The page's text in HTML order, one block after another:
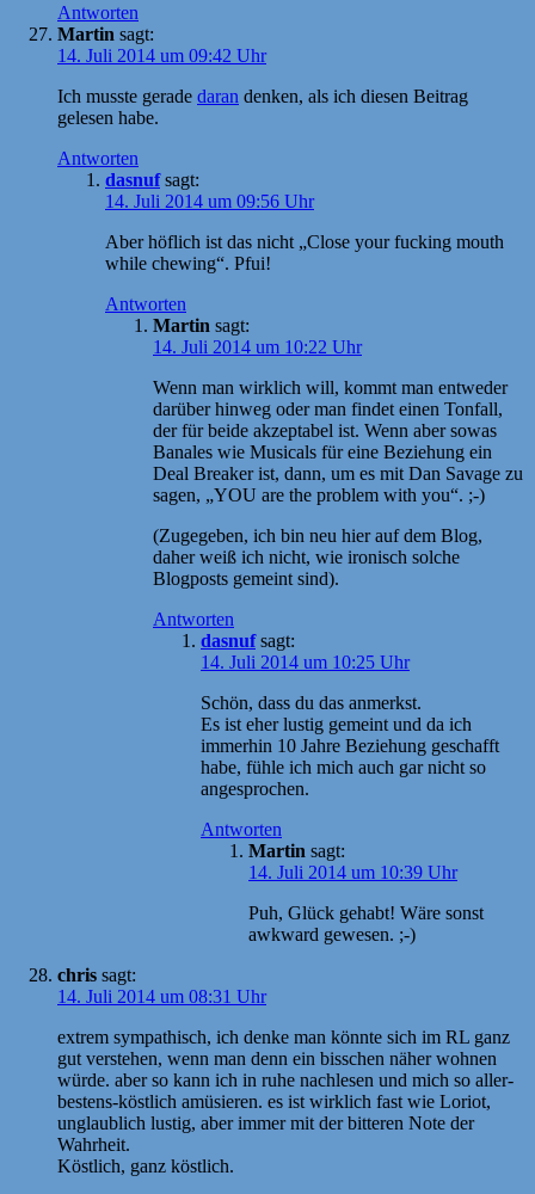
Antworten
Martin sagt:
14. Juli 2014 um 09:42 Uhr
Ich musste gerade daran denken, als ich diesen Beitrag
gelesen habe.
Antworten
dasnuf sagt:
14. Juli 2014 um 09:56 Uhr
Aber höflich ist das nicht „Close your fucking mouth
while chewing“. Pfui!
Antworten
Martin sagt:
14. Juli 2014 um 10:22 Uhr
Wenn man wirklich will, kommt man entweder
darüber hinweg oder man findet einen Tonfall,
der für beide akzeptabel ist. Wenn aber sowas
Banales wie Musicals für eine Beziehung ein
Deal Breaker ist, dann, um es mit Dan Savage zu
sagen, „YOU are the problem with you“. ;-)
(Zugegeben, ich bin neu hier auf dem Blog,
daher weiß ich nicht, wie ironisch solche
Blogposts gemeint sind).
Antworten
dasnuf sagt:
14. Juli 2014 um 10:25 Uhr
Schön, dass du das anmerkst.
Es ist eher lustig gemeint und da ich
immerhin 10 Jahre Beziehung geschafft
habe, fühle ich mich auch gar nicht so
angesprochen.
Antworten
Martin sagt:
14. Juli 2014 um 10:39 Uhr
Puh, Glück gehabt! Wäre sonst
awkward gewesen. ;-)
chris sagt:
14. Juli 2014 um 08:31 Uhr
extrem sympathisch, ich denke man könnte sich im RL ganz
gut verstehen, wenn man denn ein bisschen näher wohnen
würde. aber so kann ich in ruhe nachlesen und mich so aller-
bestens-köstlich amüsieren. es ist wirklich fast wie Loriot,
unglaublich lustig, aber immer mit der bitteren Note der
Wahrheit.
Köstlich, ganz köstlich.